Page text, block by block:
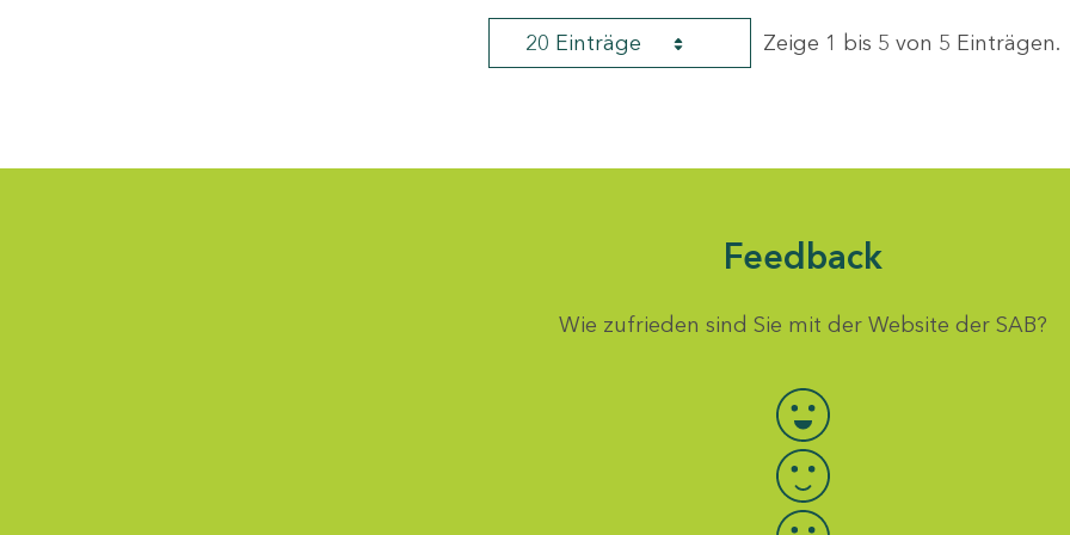
20 Einträge Zeige 1 bis 5 von 5 Einträgen.
Feedback
Wie zufrieden sind Sie mit der Website der SAB?
Bewertung auswählen